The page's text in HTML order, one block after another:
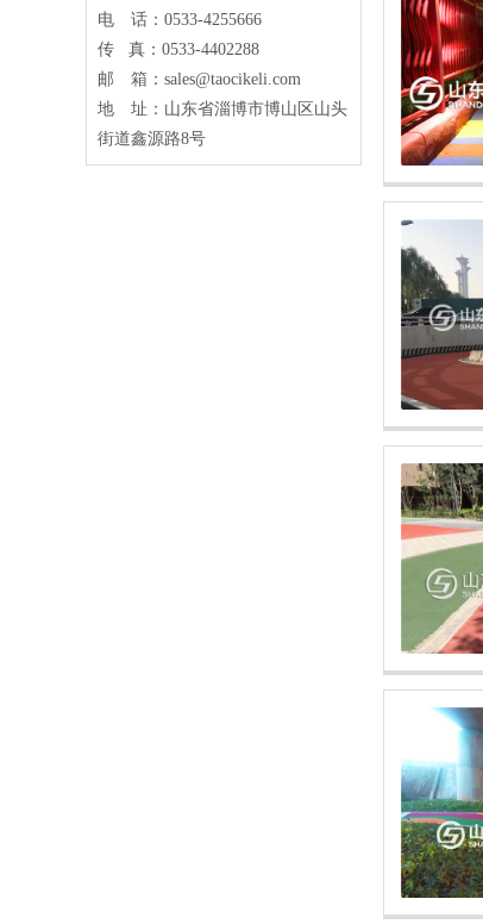
电 话：0533-4255666
传 真：0533-4402288
邮 箱：sales@taocikeli.com
地 址：山东省淄博市博山区山头
街道鑫源路8号